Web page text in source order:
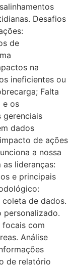
Desafios
de
na
ineficientes ou
Falta
e os
gerenciais
dados
de ações
a nossa
lideranças:
e principais
de dados.
focais com
Análise
de relatório